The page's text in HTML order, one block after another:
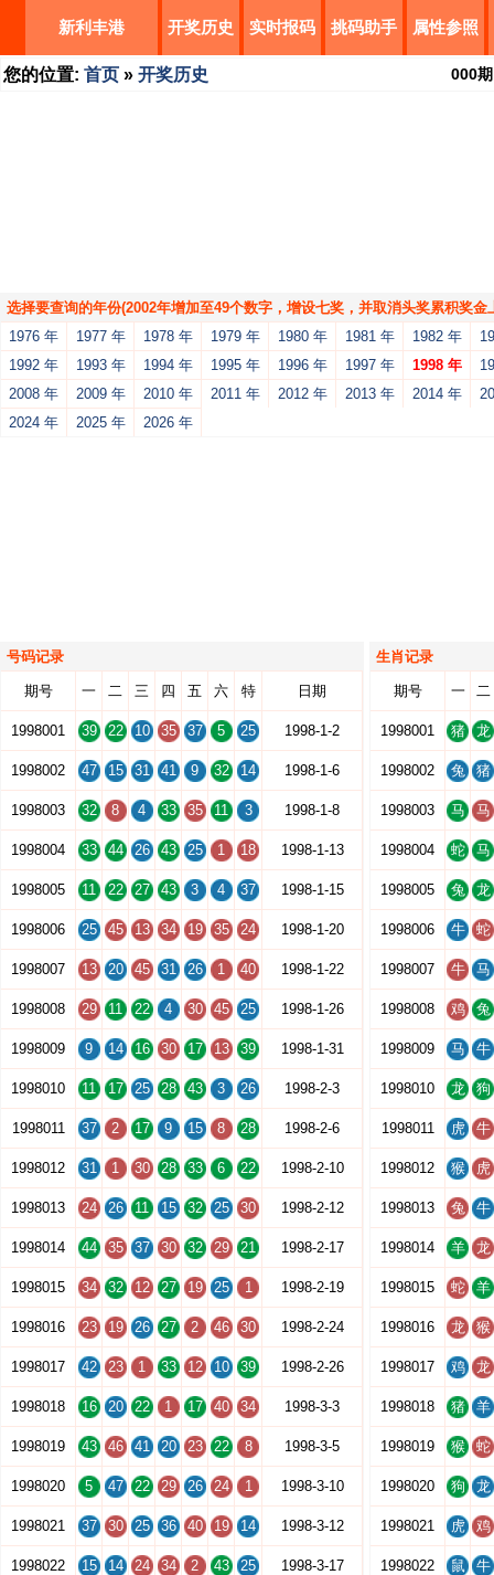
新利丰港 开奖历史 实时报码 挑码助手 属性参照
您的位置: 首页 » 开奖历史 000期
选择要查询的年份(2002年增加至49个数字，增设七奖，并取消头奖累积奖
1976 年
1977 年 1978 年 1979 年 1980 年 1981 年 1982 年
1992 年
1993 年 1994 年 1995 年 1996 年 1997 年 1998 年
2008 年
2009 年 2010 年 2011 年 2012 年 2013 年 2014 年
2024 年
2025 年 2026 年
号码记录
期号 一 二 三 四 五 六 特 日期
1998001 39 22 10 35 37 5 25 1998-1-2
1998002 47 15 31 41 9 32 14 1998-1-6
1998003 32 8 4 33 35 11 3 1998-1-8
1998004 33 44 26 43 25 1 18 1998-1-13
1998005 11 22 27 43 3 4 37 1998-1-15
1998006 25 45 13 34 19 35 24 1998-1-20
1998007 13 20 45 31 26 1 40 1998-1-22
1998008 29 11 22 4 30 45 25 1998-1-26
1998009 9 14 16 30 17 13 39 1998-1-31
1998010 11 17 25 28 43 3 26 1998-2-3
1998011 37 2 17 9 15 8 28 1998-2-6
1998012 31 1 30 28 33 6 22 1998-2-10
1998013 24 26 11 15 32 25 30 1998-2-12
1998014 44 35 37 30 32 29 21 1998-2-17
1998015 34 32 12 27 19 25 1 1998-2-19
1998016 23 19 26 27 2 46 30 1998-2-24
1998017 42 23 1 33 12 10 39 1998-2-26
1998018 16 20 22 1 17 40 34 1998-3-3
1998019 43 46 41 20 23 22 8 1998-3-5
1998020 5 47 22 29 26 24 1 1998-3-10
1998021 37 30 25 36 40 19 14 1998-3-12
1998022 15 14 24 34 2 43 25 1998-3-17
生肖记录
期号 一 二
1998001 猪 龙
1998002 兔 猪
1998003 马 马
1998004 蛇 马
1998005 兔 龙
1998006 牛 蛇
1998007 牛 马
1998008 鸡 兔
1998009 马 牛
1998010 龙 狗
1998011 虎 牛
1998012 猴 虎
1998013 兔 牛
1998014 羊 龙
1998015 蛇 羊
1998016 龙 猴
1998017 鸡 龙
1998018 猪 羊
1998019 猴 蛇
1998020 狗 龙
1998021 虎 鸡
1998022 鼠 牛